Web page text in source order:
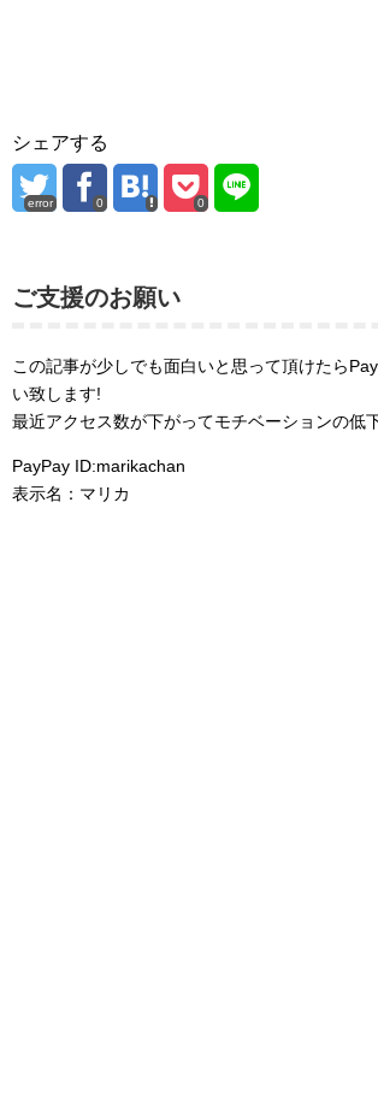
シェアする
error 0 0
ご支援のお願い
この記事が少しでも面白いと思って頂けたら
い致します!
最近アクセス数が下がってモチベーションの低
PayPay ID:marikachan
表示名：マリカ